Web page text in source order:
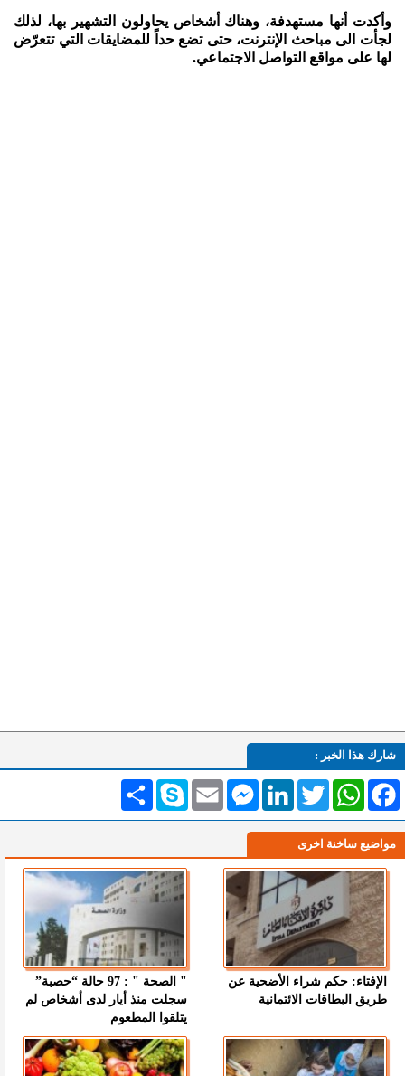
وأكدت أنها مستهدفة، وهناك أشخاص يحاولون التشهير بها، لذلك
لجأت الى مباحث الإنترنت، حتى تضع حداً للمضايقات التي تتعرّض
لها على مواقع التواصل الاجتماعي.
شارك هذا الخبر :
انشر Skype Email
MessengerLinkedInTwitterWhatsAppFacebook
مواضيع ساخنة اخرى
الإفتاء: حكم شراء الأضحية عن
طريق البطاقات الائتمانية
" الصحة " : 97 حالة “حصبة”
سجلت منذ أيار لدى أشخاص لم
يتلقوا المطعوم